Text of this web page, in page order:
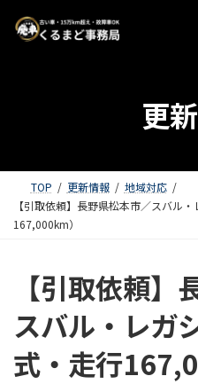
更
TOP 更新情報
地域対応
【引取依頼】長野県松本市／スバル
167,000km）
【引取依頼
スバル・レガ
式・走行